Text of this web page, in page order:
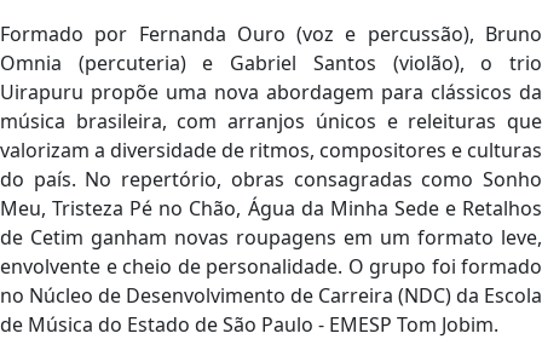
Formado por Fernanda Ouro (voz e percussão), Bruno
Omnia (percuteria) e Gabriel Santos (violão), o trio
Uirapuru propõe uma nova abordagem para clássicos da
música brasileira, com arranjos únicos e releituras que
valorizam a diversidade de ritmos, compositores e culturas
do país. No repertório, obras consagradas como Sonho
Meu, Tristeza Pé no Chão, Água da Minha Sede e Retalhos
de Cetim ganham novas roupagens em um formato leve,
envolvente e cheio de personalidade. O grupo foi formado
no Núcleo de Desenvolvimento de Carreira (NDC) da Escola
de Música do Estado de São Paulo - EMESP Tom Jobim.